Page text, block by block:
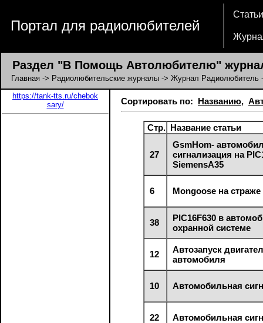
Портал для радиолюбителей
Статьи
Раздел "В Помощь Автолюбителю"
Главная -> Радиолюбительские журналы -> Журнал Радиолюбитель
https://tank-tts.ru/chebok
sary/
Сортировать по: Названию,
Стр. Название статьи
27
GsmHom-
сигнализация на
SiemensA35
6 Mongoose на страже
38
PIC16F630 в
охранной системе
12
Автозапуск
автомобиля
10 Автомобильная
22 Автомобильная